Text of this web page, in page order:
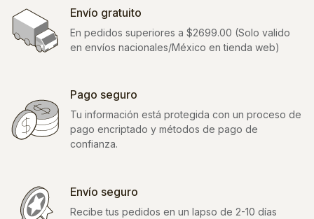
Envío gratuito
En pedidos superiores a $2699.00 (Solo valido
en envíos nacionales/México en tienda web)
Pago seguro
Tu información está protegida con un proceso de
pago encriptado y métodos de pago de
confianza.
Envío seguro
Recibe tus pedidos en un lapso de 2-10 días